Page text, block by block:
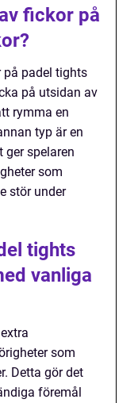
fickor på
på padel tights
på utsidan av
rymma en
typ är en
spelaren
som
stör under
tights
vanliga
som
Detta gör det
föremål